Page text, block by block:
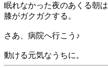
眠れなかった夜のあくる朝は
膝がガクガクする。
さあ、病院へ行こう♪
動ける元気なうちに。